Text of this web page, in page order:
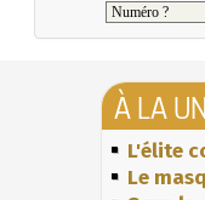
À LA
L'élite
Le